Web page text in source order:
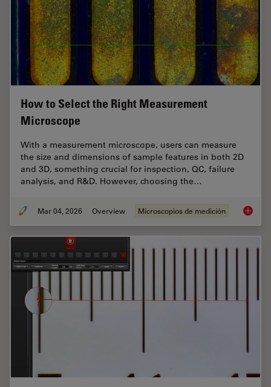
How to Select the Right Measurement
Microscope
With a measurement microscope, users can measure
the size and dimensions of sample features in both 2D
and 3D, something crucial for inspection, QC, failure
analysis, and R&D. However, choosing the…
Mar 04, 2026 Overview Microscopios de medición How to